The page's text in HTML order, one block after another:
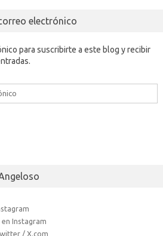
electrónico
para suscribirte a este blog y recibir
Instagram
/ X.com